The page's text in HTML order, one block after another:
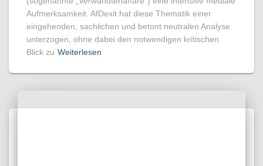
Aufmerksamkeit. AfDexit hat diese Thematik einer
eingehenden, sachlichen und betont neutralen Analyse
unterzogen, ohne dabei den notwendigen kritischen
Blick zu Weiterlesen